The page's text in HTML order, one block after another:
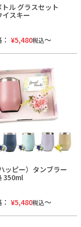
ル グラスセット
イスキー
¥5,480税込
ッピー）タンブラー
350ml
¥5,480税込